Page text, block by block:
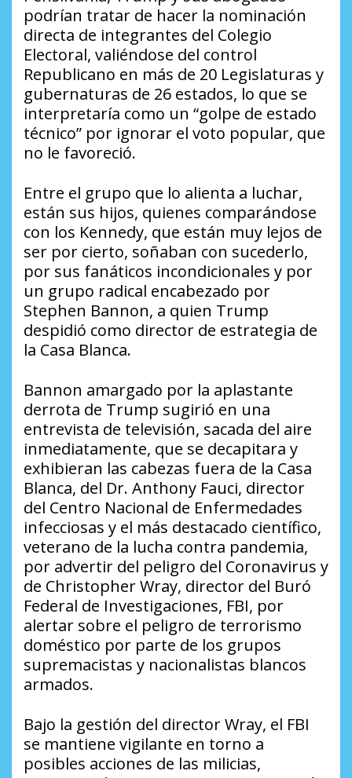
podrían tratar de hacer la nominación
directa de integrantes del Colegio
Electoral, valiéndose del control
Republicano en más de 20 Legislaturas y
gubernaturas de 26 estados, lo que se
interpretaría como un “golpe de estado
técnico” por ignorar el voto popular, que
no le favoreció.
Entre el grupo que lo alienta a luchar,
están sus hijos, quienes comparándose
con los Kennedy, que están muy lejos de
ser por cierto, soñaban con sucederlo,
por sus fanáticos incondicionales y por
un grupo radical encabezado por
Stephen Bannon, a quien Trump
despidió como director de estrategia de
la Casa Blanca.
Bannon amargado por la aplastante
derrota de Trump sugirió en una
entrevista de televisión, sacada del aire
inmediatamente, que se decapitara y
exhibieran las cabezas fuera de la Casa
Blanca, del Dr. Anthony Fauci, director
del Centro Nacional de Enfermedades
infecciosas y el más destacado científico,
veterano de la lucha contra pandemia,
por advertir del peligro del Coronavirus y
de Christopher Wray, director del Buró
Federal de Investigaciones, FBI, por
alertar sobre el peligro de terrorismo
doméstico por parte de los grupos
supremacistas y nacionalistas blancos
armados.
Bajo la gestión del director Wray, el FBI
se mantiene vigilante en torno a
posibles acciones de las milicias,